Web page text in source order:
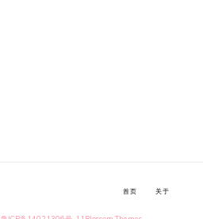
首页 关于